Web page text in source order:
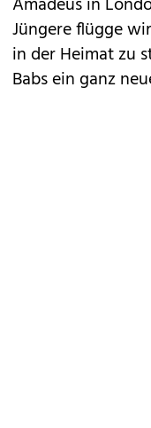
Jüngere flügge
in der Heimat zu
Babs ein ganz